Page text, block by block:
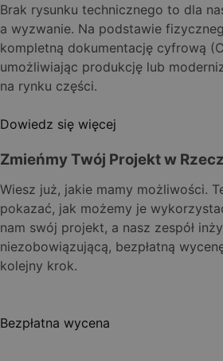
Brak rysunku technicznego to dla
a wyzwanie. Na podstawie
kompletną dokumentację cyfrową
umożliwiając produkcję lub
na rynku części.
Dowiedz się więcej
Zmieńmy Twój Projekt w
Wiesz już, jakie mamy możliwości.
pokazać, jak możemy je
nam swój projekt, a nasz zespół
niezobowiązującą, bezpłatną
kolejny krok.
Bezpłatna wycena